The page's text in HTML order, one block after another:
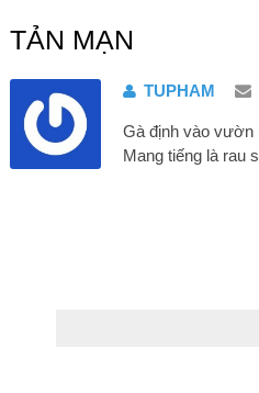
TẢN MẠN
TUPHAM
Gà định vào vườn
Mang tiếng là rau